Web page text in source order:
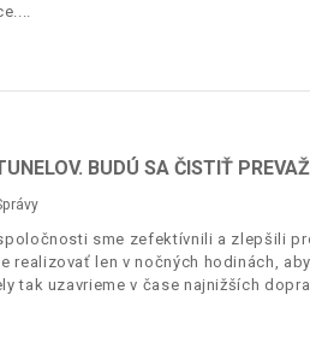
BUDÚ SA ČISTIŤ
sme zefektívnili a zlepšili
realizovať len v nočných hodinách,
tak uzavrieme v čase najnižších